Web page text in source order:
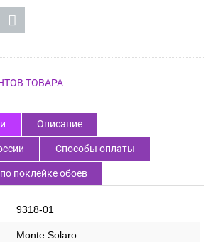
ТОВАРА
Описание
Способы оплаты
поклейке обоев
9318-01
Monte Solaro